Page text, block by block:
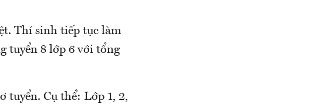
Thí sinh tiếp tục làm
tuyển 8 lớp 6 với tổng
tuyển. Cụ thể: Lớp 1, 2,